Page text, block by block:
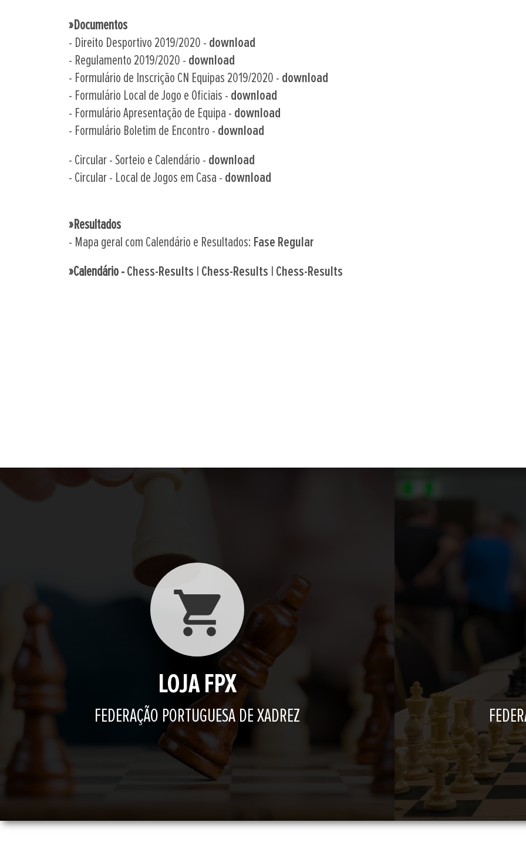
»Documentos
- Direito Desportivo 2019/2020 - download
- Regulamento 2019/2020 - download
- Formulário de Inscrição CN Equipas 2019/2020 - download
- Formulário Local de Jogo e Oficiais - download
- Formulário Apresentação de Equipa - download
- Formulário Boletim de Encontro - download
- Circular - Sorteio e Calendário - download
- Circular - Local de Jogos em Casa - download
»Resultados
- Mapa geral com Calendário e Resultados: Fase Regular
»Calendário - Chess-Results Chess-Results Chess-Results
LOJA FPX
FEDERAÇÃO PORTUGUESA DE XADREZ